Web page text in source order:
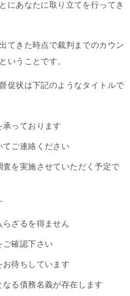
にあなたに取り立てを行ってき
てきた時点で裁判までのカウン
いうことです。
促状は下記のようなタイトルで
承っております
てご連絡ください
査を実施させていただく予定で
ざるを得ません
ご確認下さい
お待ちしています
る債務名義が存在します